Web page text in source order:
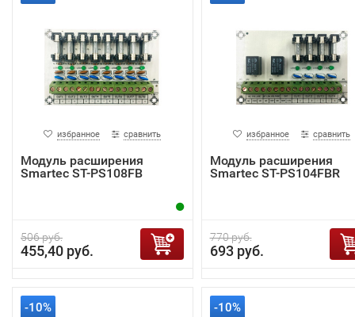
избранное сравнить
Модуль расширения
Smartec ST-PS108FB
506 руб.
455,40 руб.
избранное сравнить
Модуль расширения
Smartec ST-PS104FBR
770 руб.
693 руб.
-10% -10%